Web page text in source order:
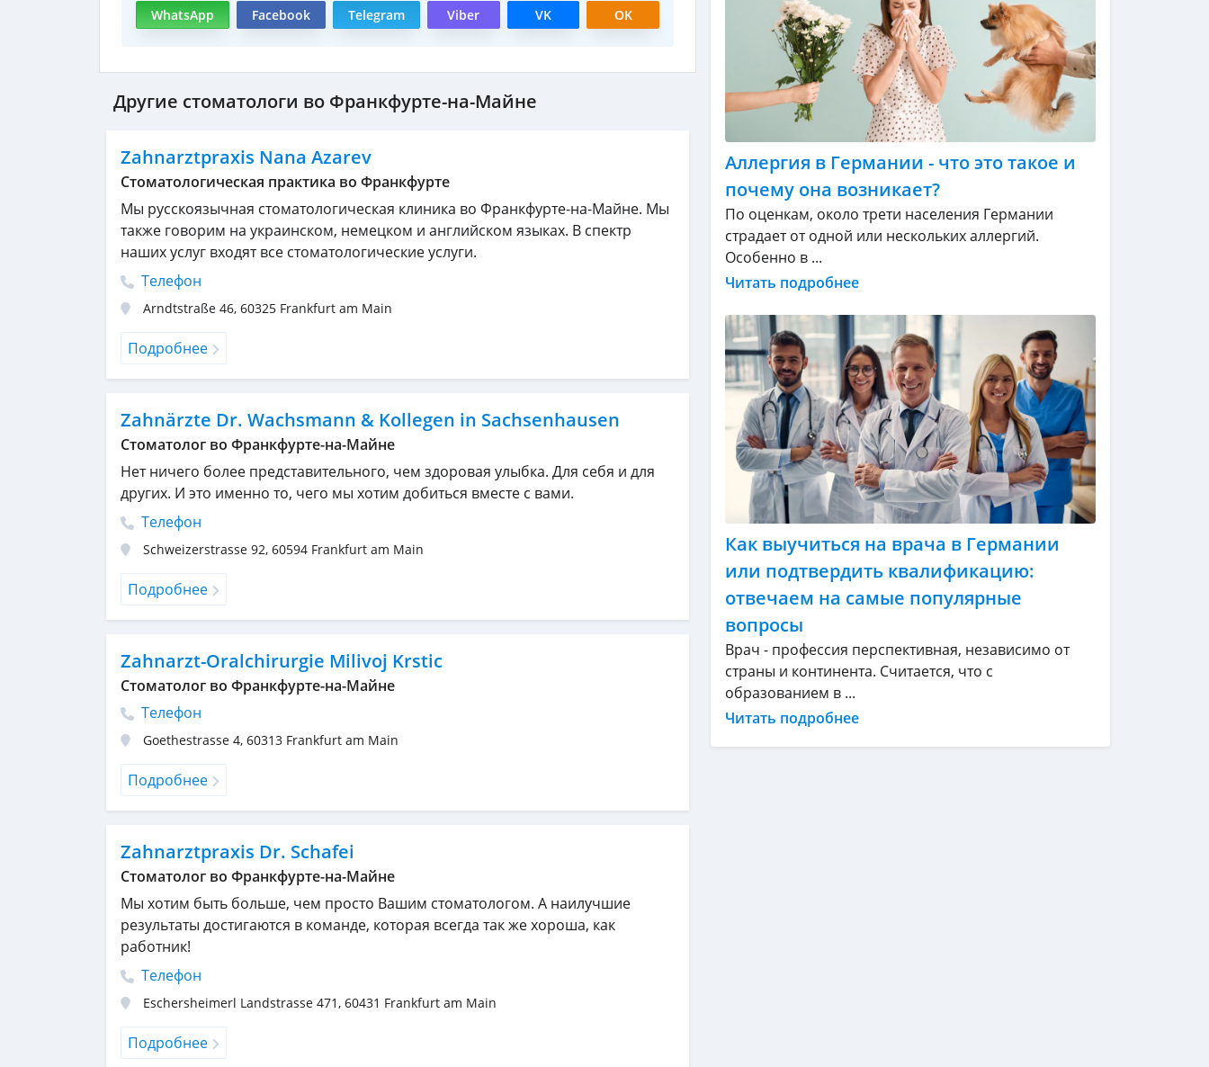
WhatsApp Facebook Telegram Viber VK OK
Другие стоматологи во Франкфурте-на-Майне
Zahnarztpraxis Nana Azarev
Cтоматологическая практика во Франкфурте
Мы русскоязычная стоматологическая клиника во Франкфурте-на-Майне. Мы
также говорим на украинском, немецком и английском языках. В спектр
наших услуг входят все стоматологические услуги.
Телефон
Arndtstraße 46, 60325 Frankfurt am Main
Подробнее
Zahnärzte Dr. Wachsmann & Kollegen in Sachsenhausen
Стоматолог во Франкфурте-на-Майне
Нет ничего более представительного, чем здоровая улыбка. Для себя и для
других. И это именно то, чего мы хотим добиться вместе с вами.
Телефон
Schweizerstrasse 92, 60594 Frankfurt am Main
Подробнее
Zahnarzt-Oralchirurgie Milivoj Krstic
Стоматолог во Франкфурте-на-Майне
Телефон
Goethestrasse 4, 60313 Frankfurt am Main
Подробнее
Zahnarztpraxis Dr. Schafei
Стоматолог во Франкфурте-на-Майне
Мы хотим быть больше, чем просто Вашим стоматологом. А наилучшие
результаты достигаются в команде, которая всегда так же хороша, как
работник!
Телефон
Eschersheimerl Landstrasse 471, 60431 Frankfurt am Main
Подробнее
Аллергия в Германии - что это такое и
почему она возникает?
По оценкам, около трети населения Германии
страдает от одной или нескольких аллергий.
Особенно в ...
Читать подробнее
Как выучиться на врача в Германии
или подтвердить квалификацию:
отвечаем на самые популярные
вопросы
Врач - профессия перспективная, независимо от
страны и континента. Считается, что с
образованием в ...
Читать подробнее